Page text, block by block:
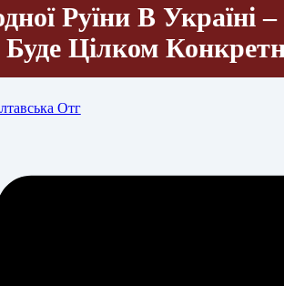
Руїни В Україні
Цілком
Отг